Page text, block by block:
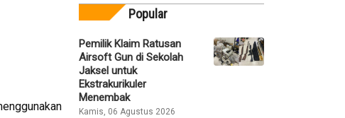
Popular
Pemilik Klaim Ratusan
Airsoft Gun di Sekolah
Jaksel untuk
Ekstrakurikuler
Menembak
Kamis, 06 Agustus 2026